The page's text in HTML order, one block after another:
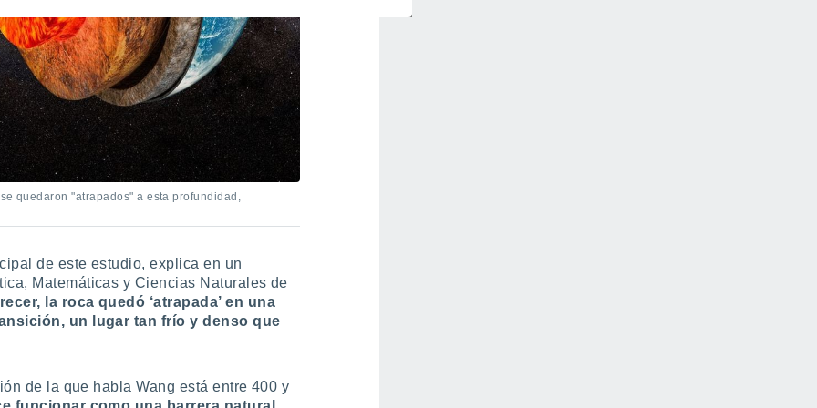
quedaron "atrapados" a esta profundidad,
de este estudio, explica en un
Matemáticas y Ciencias Naturales de
la roca quedó ‘atrapada’ en una
un lugar tan frío y denso que
de la que habla Wang está entre 400 y